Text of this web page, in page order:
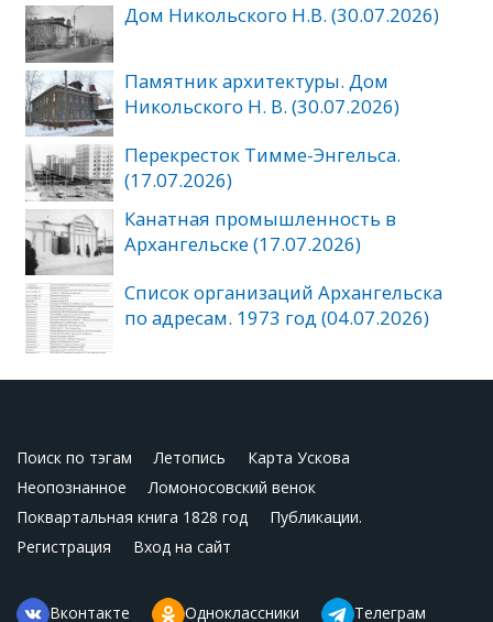
Дом Никольского Н.В. (30.07.2026)
Памятник архитектуры. Дом
Никольского Н. В. (30.07.2026)
Перекресток Тимме-Энгельса.
(17.07.2026)
Канатная промышленность в
Архангельске (17.07.2026)
Список организаций Архангельска
по адресам. 1973 год (04.07.2026)
Поиск по тэгам Летопись
Карта Ускова
Неопознанное
Ломоносовский венок
Поквартальная книга 1828 год
Публикации.
Регистрация
Вход на сайт
Вконтакте Одноклассники Телеграм